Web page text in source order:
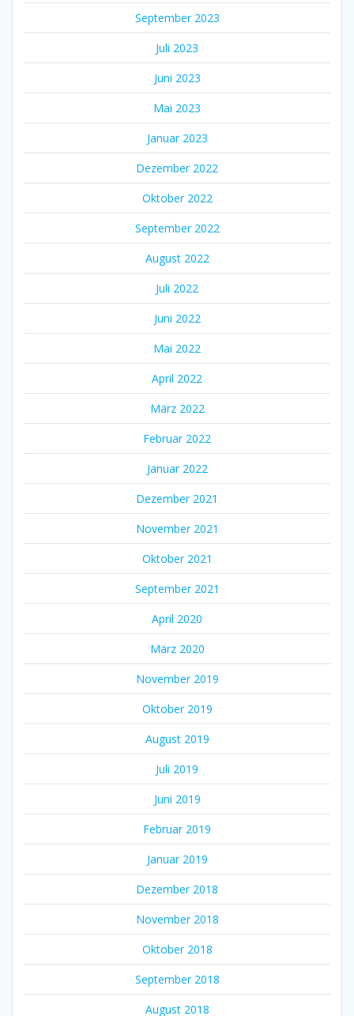
September 2023
Juli 2023
Juni 2023
Mai 2023
Januar 2023
Dezember 2022
Oktober 2022
September 2022
August 2022
Juli 2022
Juni 2022
Mai 2022
April 2022
März 2022
Februar 2022
Januar 2022
Dezember 2021
November 2021
Oktober 2021
September 2021
April 2020
März 2020
November 2019
Oktober 2019
August 2019
Juli 2019
Juni 2019
Februar 2019
Januar 2019
Dezember 2018
November 2018
Oktober 2018
September 2018
August 2018